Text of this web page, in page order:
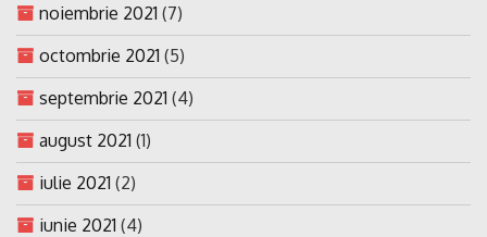
noiembrie 2021 (7)
octombrie 2021 (5)
septembrie 2021 (4)
august 2021 (1)
iulie 2021 (2)
iunie 2021 (4)